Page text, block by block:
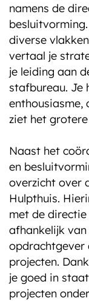
namens de
diverse
vertaal je
je leiding aan
stafbureau. Je
enthousiasme,
ziet het
Naast het
en
overzicht over
Hulpthuis.
met de
afhankelijk
opdrachtgever
projecten.
je goed in
projecten